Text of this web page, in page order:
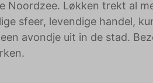
Løkken trekt al
sfeer, levendige handel,
avondje uit in de stad.